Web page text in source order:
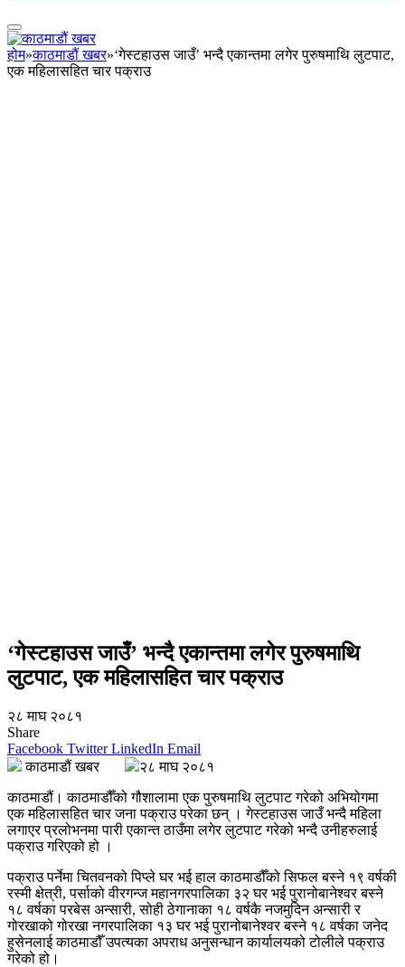
होम»काठमाडौं खबर»‘गेस्टहाउस जाउँ’ भन्दै एकान्तमा लगेर पुरुषमाथि लुटपाट,
एक महिलासहित चार पक्राउ
‘गेस्टहाउस जाउँ’ भन्दै एकान्तमा लगेर पुरुषमाथि
लुटपाट, एक महिलासहित चार पक्राउ
२८ माघ २०८१
Share
Facebook Twitter LinkedIn Email
काठमाडौं खबर
२८ माघ २०८१
काठमाडौं। काठमाडौँको गौशालामा एक पुरुषमाथि लुटपाट गरेको अभियोगमा
एक महिलासहित चार जना पक्राउ परेका छन् । गेस्टहाउस जाउँ भन्दै महिला
लगाएर प्रलोभनमा पारी एकान्त ठाउँमा लगेर लुटपाट गरेको भन्दै उनीहरुलाई
पक्राउ गरिएको हो ।
पक्राउ पर्नेमा चितवनको पिप्ले घर भई हाल काठमाडौँको सिफल बस्ने १९ वर्षकी
रस्मी क्षेत्री, पर्साको वीरगन्ज महानगरपालिका ३२ घर भई पुरानोबानेश्वर बस्ने
१८ वर्षका परबेस अन्सारी, सोही ठेगानाका १८ वर्षकै नजमुदिन अन्सारी र
गोरखाको गोरखा नगरपालिका १३ घर भई पुरानोबानेश्वर बस्ने १८ वर्षका जनेद
हुसेनलाई काठमाडौँ उपत्यका अपराध अनुसन्धान कार्यालयको टोलीले पक्राउ
गरेको हो।